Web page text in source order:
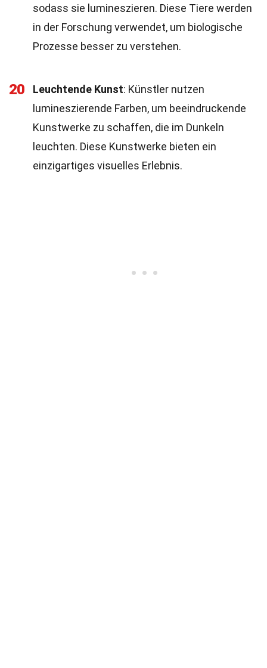
sodass sie lumineszieren. Diese Tiere werden
in der Forschung verwendet, um biologische
Prozesse besser zu verstehen.
20 Leuchtende Kunst: Künstler nutzen
lumineszierende Farben, um beeindruckende
Kunstwerke zu schaffen, die im Dunkeln
leuchten. Diese Kunstwerke bieten ein
einzigartiges visuelles Erlebnis.